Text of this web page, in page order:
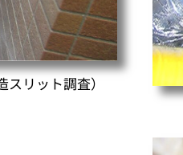
リット調査）